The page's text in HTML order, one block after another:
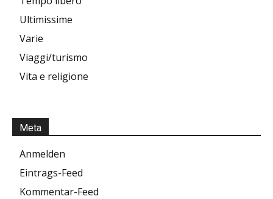
Ultimissime
Varie
Viaggi/turismo
Vita e religione
Meta
Anmelden
Eintrags-Feed
Kommentar-Feed